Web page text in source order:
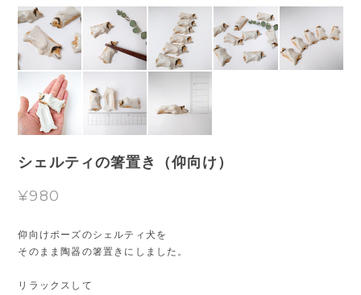
シェルティの箸置き（仰向け）
¥980
仰向けポーズのシェルティ犬を
そのまま陶器の箸置きにしました。
リラックスして